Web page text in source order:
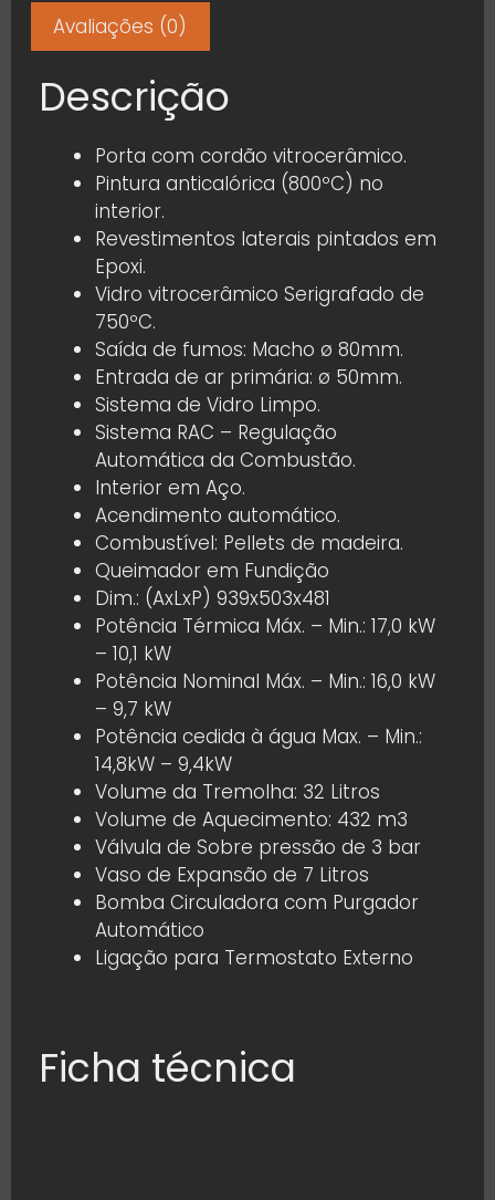
Avaliações (0)
Descrição
Porta com cordão vitrocerâmico.
Pintura anticalórica (800ºC) no
interior.
Revestimentos laterais pintados em
Epoxi.
Vidro vitrocerâmico Serigrafado de
750ºC.
Saída de fumos: Macho ø 80mm.
Entrada de ar primária: ø 50mm.
Sistema de Vidro Limpo.
Sistema RAC – Regulação
Automática da Combustão.
Interior em Aço.
Acendimento automático.
Combustível: Pellets de madeira.
Queimador em Fundição
Dim.: (AxLxP) 939x503x481
Potência Térmica Máx. – Min.: 17,0 kW
– 10,1 kW
Potência Nominal Máx. – Min.: 16,0 kW
– 9,7 kW
Potência cedida à água Max. – Min.:
14,8kW – 9,4kW
Volume da Tremolha: 32 Litros
Volume de Aquecimento: 432 m3
Válvula de Sobre pressão de 3 bar
Vaso de Expansão de 7 Litros
Bomba Circuladora com Purgador
Automático
Ligação para Termostato Externo
Ficha técnica